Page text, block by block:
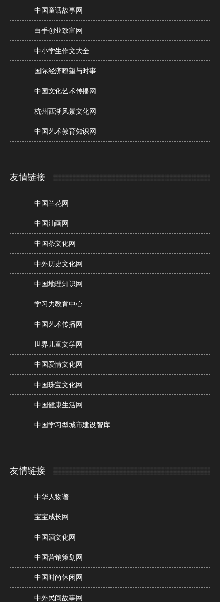
中国童话故事网
白手创业致富网
中小学生作文大全
国际经济瞭望与时事
中国文化艺术传播网
杭州西湖风景文化网
中国艺术教育知识网
友情链接
中国兰花网
中国油画网
中国茶文化网
中外历史文化网
中国地理知识网
学习力教育中心
中国艺术传播网
世界儿童文学网
中国爱情文化网
中国珠宝文化网
中国健康生活网
中国学习型城市建设智库
友情链接
中华人物谱
宝宝成长网
中国酒文化网
中国营销策划网
中国时尚休闲网
中外民间故事网